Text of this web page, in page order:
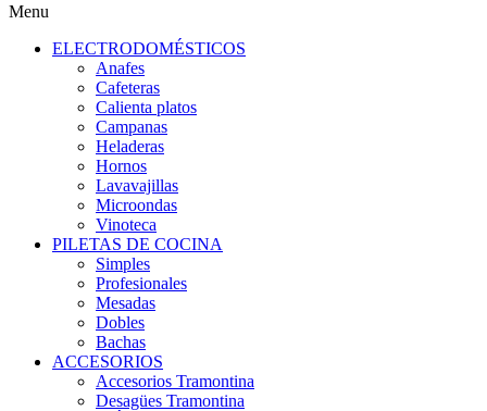
Menu
ELECTRODOMÉSTICOS
Anafes
Cafeteras
Calienta platos
Campanas
Heladeras
Hornos
Lavavajillas
Microondas
Vinoteca
PILETAS DE COCINA
Simples
Profesionales
Mesadas
Dobles
Bachas
ACCESORIOS
Accesorios Tramontina
Desagües Tramontina